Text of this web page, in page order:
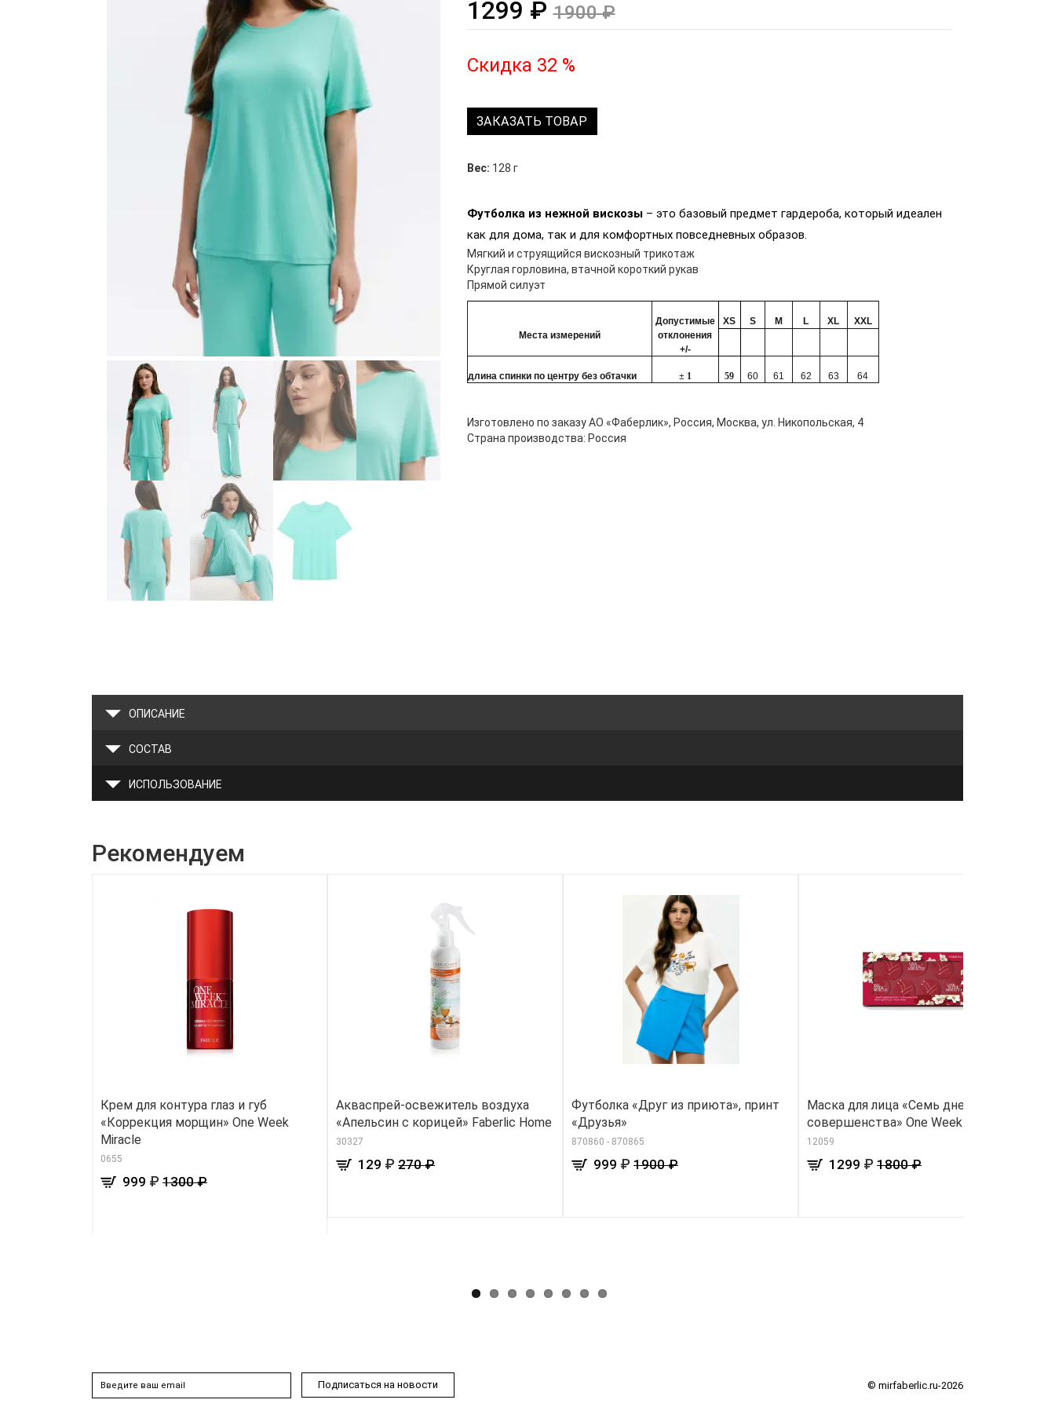
1299 ₽1900 ₽
Скидка 32 %
ЗАКАЗАТЬ ТОВАР
Вес: 128 г
Футболка из нежной вискозы– это базовый предмет гардероба, который идеален
как для дома, так и для комфортных повседневных образов.
Мягкий и струящийся вискозный трикотаж
Круглая горловина, втачной короткий рукав
Прямой силуэт
Места измерений
Допустимые
отклонения
+/-
XS S M L XL XXL
длина спинки по центру без обтачки ± 1 59 60 61 62 63 64
Изготовлено по заказу АО «Фаберлик», Россия, Москва, ул. Никопольская, 4
Страна производства: Россия
ОПИСАНИЕ
СОСТАВ
ИСПОЛЬЗОВАНИЕ
Рекомендуем
Крем для контура глаз и губ
«Коррекция морщин» One Week
Miracle
0655
999 ₽ 1300 ₽
Акваспрей-освежитель воздуха
«Апельсин с корицей» Faberlic Home
30327
129 ₽ 270 ₽
Футболка «Друг из приюта», принт
«Друзья»
870860 - 870865
999 ₽ 1900 ₽
Маска для лица «Семь дней
совершенства» One Week Miracle
12059
1299 ₽ 1800 ₽
© mirfaberlic.ru-2026